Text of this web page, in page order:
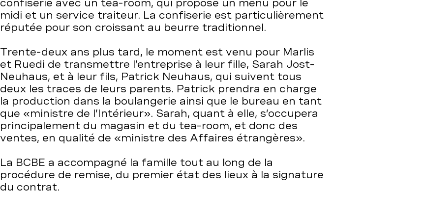
confiserie avec un tea-room, qui propose un menu pour le
midi et un service traiteur. La confiserie est particulièrement
réputée pour son croissant au beurre traditionnel.
Trente-deux ans plus tard, le moment est venu pour Marlis
et Ruedi de transmettre l’entreprise à leur fille, Sarah Jost-
Neuhaus, et à leur fils, Patrick Neuhaus, qui suivent tous
deux les traces de leurs parents. Patrick prendra en charge
la production dans la boulangerie ainsi que le bureau en tant
que «ministre de l’Intérieur». Sarah, quant à elle, s’occupera
principalement du magasin et du tea-room, et donc des
ventes, en qualité de «ministre des Affaires étrangères».
La BCBE a accompagné la famille tout au long de la
procédure de remise, du premier état des lieux à la signature
du contrat.